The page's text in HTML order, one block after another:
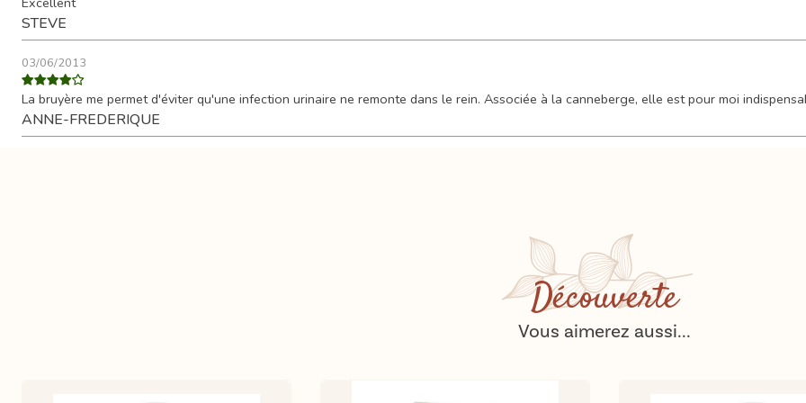
STEVE
03/06/2013
La bruyère me permet d'éviter qu'une infection urinaire ne remonte dans le rein. Associée à la canneberge, elle est pour moi
ANNE-FREDERIQUE
Découverte
Vous aimerez aussi...